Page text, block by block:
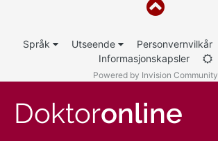
Språk Utseende Personvernvilkår
Informasjonskapsler
Powered by Invision Community
Doktoronline